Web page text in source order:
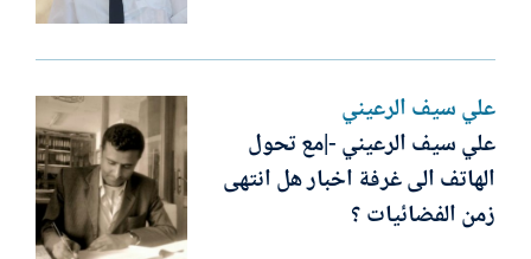
علي سيف الرعيني
علي سيف الرعيني -|مع تحول
الهاتف الى غرفة اخبار هل انتهى
زمن الفضائيات ؟